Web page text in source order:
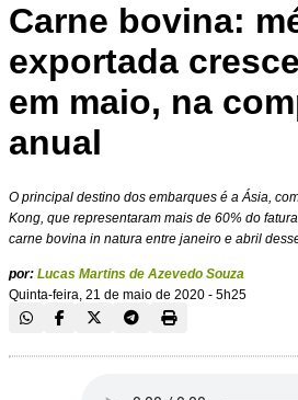
Carne bovina:
exportada
em maio, na
anual
O principal destino dos embarques é a Ásia,
Kong, que representaram mais de 60% do
carne bovina in natura entre janeiro e abril
por: Lucas Martins de Azevedo Souza
Quinta-feira, 21 de maio de 2020 - 5h25